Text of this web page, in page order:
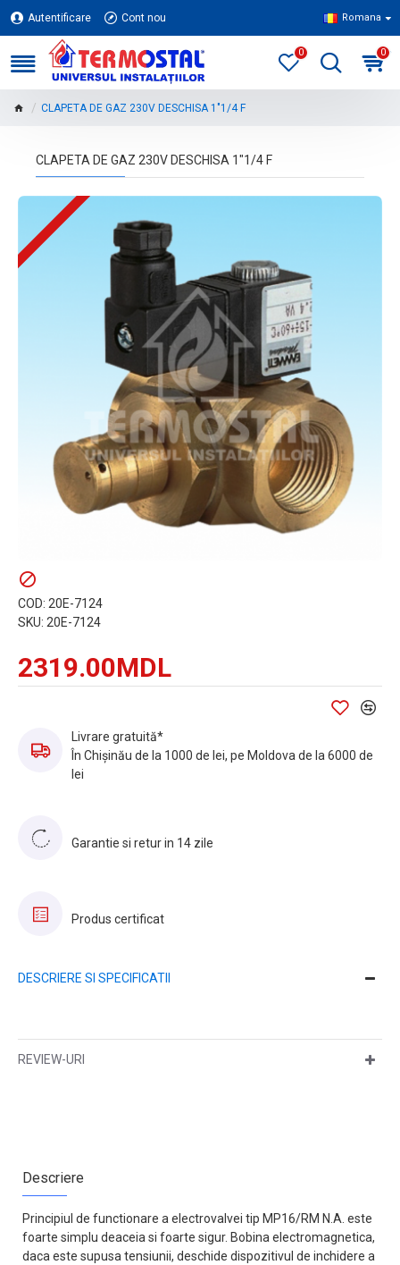
Autentificare Cont nou Romana
0 0
CLAPETA DE GAZ 230V DESCHISA 1"1/4 F
CLAPETA DE GAZ 230V DESCHISA 1"1/4 F
2319.00MDL
COD: 20E-7124
SKU: 20E-7124
Livrare gratuită*
În Chișinău de la 1000 de lei, pe Moldova de la 6000 de
lei
Garantie si retur in 14 zile
Produs certificat
DESCRIERE SI SPECIFICATII
REVIEW-URI
Descriere
Principiul de functionare a electrovalvei tip MP16/RM N.A. este
foarte simplu deaceia si foarte sigur. Bobina electromagnetica,
daca este supusa tensiunii, deschide dispozitivul de inchidere a